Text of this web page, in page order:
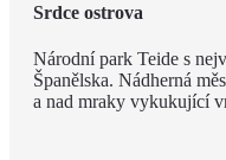
Srdce ostrova
Národní park Teide s
Španělska. Nádherná
a nad mraky vykukující